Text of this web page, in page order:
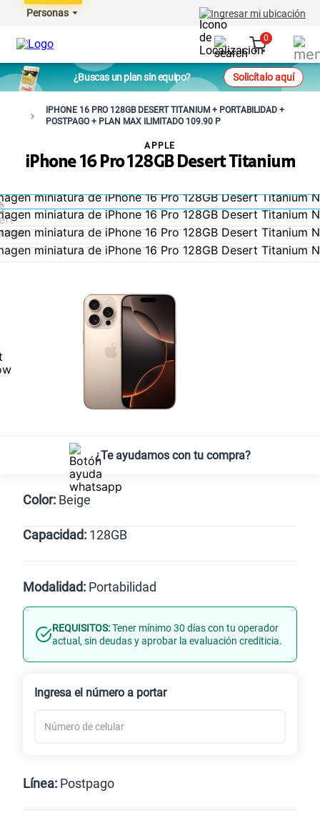
Personas Ingresar mi ubicación
0
¿Buscas un plan sin equipo? Solicítalo aquí
IPHONE 16 PRO 128GB DESERT TITANIUM + PORTABILIDAD +
POSTPAGO + PLAN MAX ILIMITADO 109.90 P
iPhone 16 Pro 128GB Desert Titanium
APPLE
¿Te ayudamos con tu compra?
Color: Beige
Capacidad: 128GB
128GB
Modalidad: Portabilidad
Línea Nueva Portabilidad
REQUISITOS:Tener mínimo 30 días con tu operador
actual, sin deudas y aprobar la evaluación crediticia.
Ingresa el número a portar
Línea: Postpago